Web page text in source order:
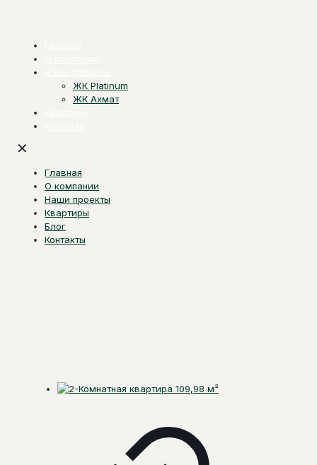
ЖК Platinum
ЖК Ахмат
✕
Главная
О компании
Наши проекты
Квартиры
Блог
Контакты